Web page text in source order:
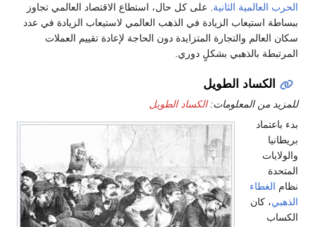
الحرب العالمية الثانية. على كل حال، استطاع الاقتصاد العالمي تجاوز
ببساطة استيعاب الزيادة في الذهب العالمي لاستيعاب الزيادة في عدد
سكان العالم والتجارة المتزايدة دون الحاجة لإعادة تقييم العملات
المرتبطة بالذهبي بشكلٍ دوري.
الكساد الطويل
للمزيد من المعلومات:الكساد الطويل
بدء باعتماد
بريطانيا
والولايات
المتحدة
نظام الغطاء
الذهبي، كان
الكساب